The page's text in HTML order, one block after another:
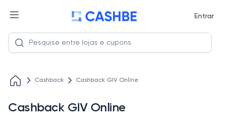
Entrar
Cashback Cashback GIV Online
Cashback GIV Online